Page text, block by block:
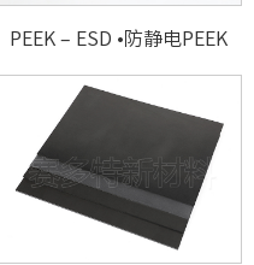
PEEK – ESD •防静电PEEK